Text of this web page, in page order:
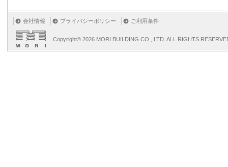
会社情報 プライバシーポリシー ご利用条件
Copyright© 2026 MORI BUILDING CO., LTD. ALL RIGHTS